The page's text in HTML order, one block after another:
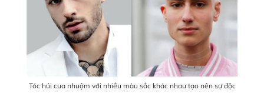
Tóc húi cua nhuộm với nhiều màu sắc khác nhau tạo nên sự độc